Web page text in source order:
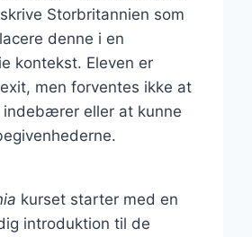
Storbritannien som
denne i en
kontekst. Eleven er
men forventes ikke at
eller at kunne
kurset starter med en
introduktion til de